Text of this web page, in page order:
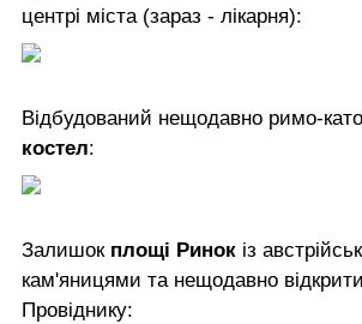
центрі міста (зараз - лікарня):
Відбудований нещодавно римо-
костел:
Залишок площі Ринок із
кам'яницями та нещодавно
Провіднику: